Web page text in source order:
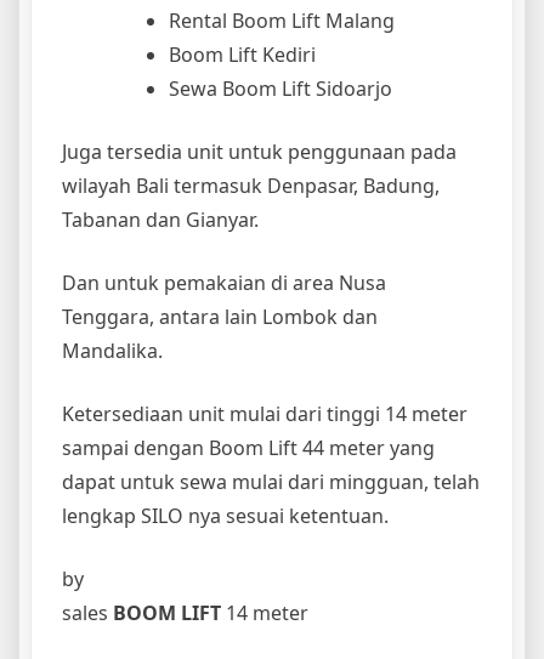
Rental Boom Lift Malang
Boom Lift Kediri
Sewa Boom Lift Sidoarjo
Juga tersedia unit untuk penggunaan pada
wilayah Bali termasuk Denpasar, Badung,
Tabanan dan Gianyar.
Dan untuk pemakaian di area Nusa
Tenggara, antara lain Lombok dan
Mandalika.
Ketersediaan unit mulai dari tinggi 14 meter
sampai dengan Boom Lift 44 meter yang
dapat untuk sewa mulai dari mingguan, telah
lengkap SILO nya sesuai ketentuan.
by
sales BOOM LIFT 14 meter